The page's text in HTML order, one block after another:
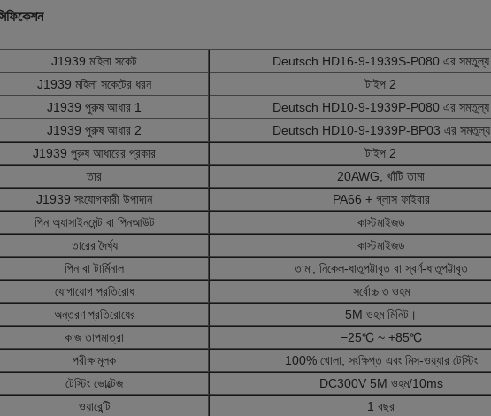
J1939 মহিলা সকেট
Deutsch HD16-9-1939S-P080 এর সমতুল্য
J1939 মহিলা সকেটের ধরন
টাইপ 2
J1939 পুরুষ আধার 1
Deutsch HD10-9-1939P-P080 এর সমতুল্য
J1939 পুরুষ আধার 2
Deutsch HD10-9-1939P-BP03 এর সমতুল্য
J1939 পুরুষ আধারের প্রকার
টাইপ 2
তার
20AWG, খাঁটি তামা
J1939 সংযোগকারী উপাদান
PA66 + গ্লাস ফাইবার
পিন অ্যাসাইনমেন্ট বা পিনআউট
কাস্টমাইজড
তারের দৈর্ঘ্য
কাস্টমাইজড
পিন বা টার্মিনাল
তামা, নিকেল-ধাতুপট্টাবৃত বা স্বর্ণ-ধাতুপট্টাবৃত
যোগাযোগ প্রতিরোধ
সর্বোচ্চ ৩ ওহম
অন্তরণ প্রতিরোধের
5M ওহম মিনিট।
কাজ তাপমাত্রা
−25℃ ~ +85℃
পরীক্ষামূলক
100% খোলা, সংক্ষিপ্ত এবং মিস-ওয়্যার টেস্টিং
টেস্টিং ভোল্টেজ
DC300V 5M ওহম/10ms
ওয়ারেন্টি
1 বছর